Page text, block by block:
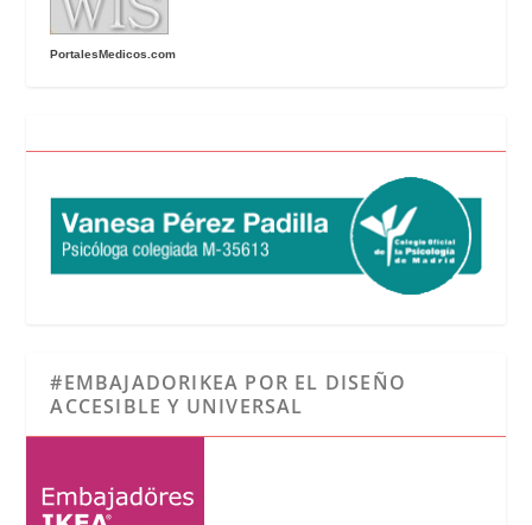
PortalesMedicos.com
#EMBAJADORIKEA POR EL DISEÑO
ACCESIBLE Y UNIVERSAL